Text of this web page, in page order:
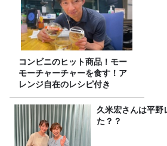
コンビニのヒット商品！モー
モーチャーチャーを食す！ア
レンジ自在のレシピ付き
久米宏さんは平野
た？？